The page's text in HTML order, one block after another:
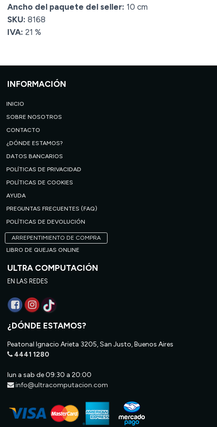
Ancho del paquete del seller: 10 cm
SKU: 8168
IVA: 21 %
INFORMACIÓN
INICIO
SOBRE NOSOTROS
CONTACTO
¿DÓNDE ESTAMOS?
DATOS BANCARIOS
POLÍTICAS DE PRIVACIDAD
POLÍTICAS DE COOKIES
AYUDA
PREGUNTAS FRECUENTES (FAQ)
POLÍTICAS DE DEVOLUCIÓN
ARREPENTIMIENTO DE COMPRA
LIBRO DE QUEJAS ONLINE
ULTRA COMPUTACIÓN
EN LAS REDES
¿DÓNDE ESTAMOS?
Peatonal Ignacio Arieta 3205, San Justo, Buenos Aires
4441 1280
lun a sab de 09:30 a 20:00
info@ultracomputacion.com